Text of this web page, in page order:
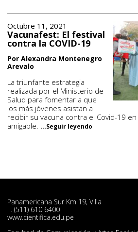
Octubre 11, 2021
Vacunafest: El festival
contra la COVID-19
Por Alexandra Montenegro
Arevalo
La triunfante estrategia
realizada por el Ministerio de
Salud para fomentar a que
los más jóvenes asistan a
recibir su vacuna contra el Covid-19
amigable. ...Seguir leyendo
Panamericana Sur Km 19, Villa
T. (511) 610 6400
www.cientifica.edu.pe